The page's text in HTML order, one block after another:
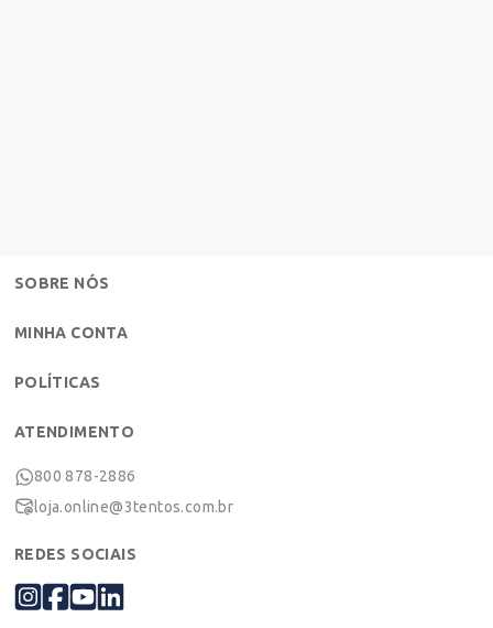
SOBRE NÓS
MINHA CONTA
POLÍTICAS
ATENDIMENTO
800 878-2886
loja.online@3tentos.com.br
REDES SOCIAIS